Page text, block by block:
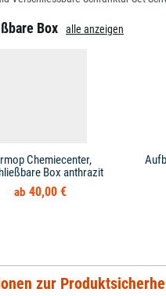
Box alle anzeigen
Chemiecenter,
Box anthrazit
40,00 €
zur